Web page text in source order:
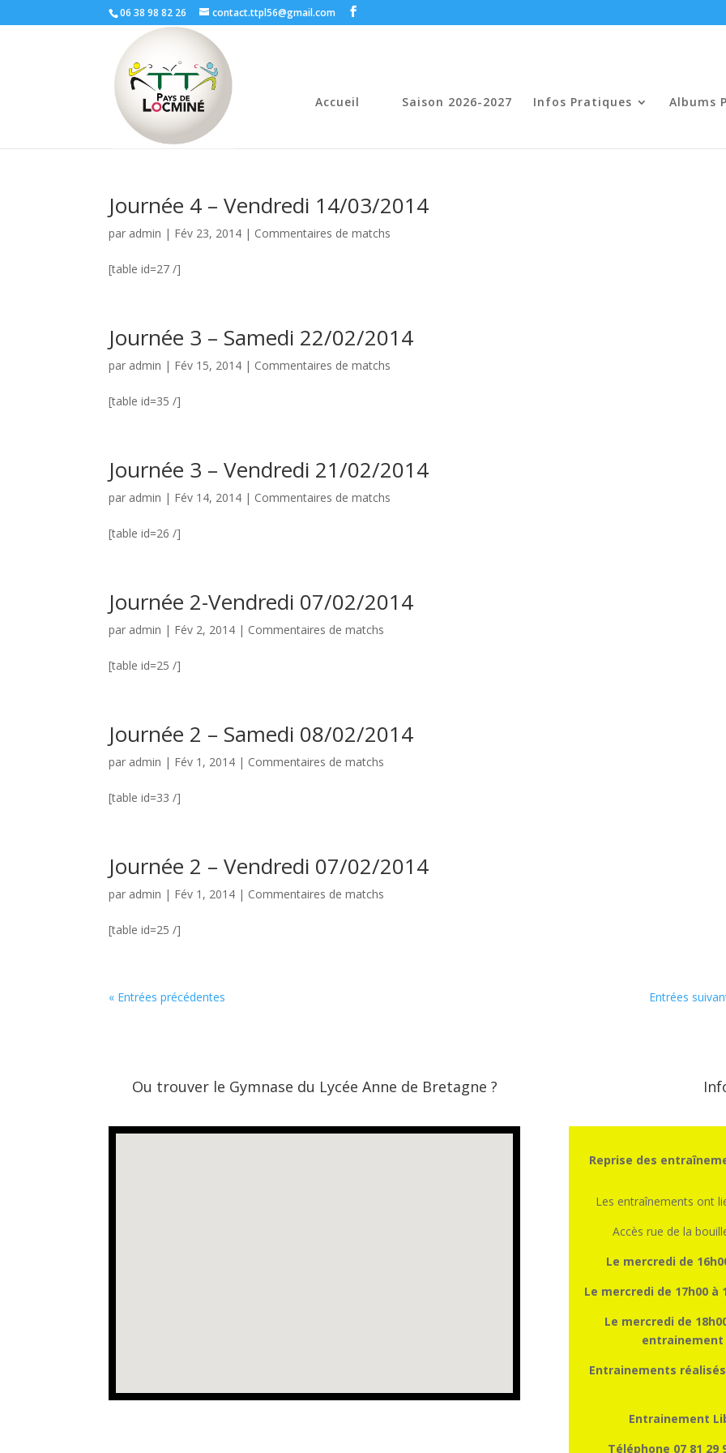
06 38 98 82 26 contact.ttpl56@gmail.com
Accueil Saison 2026-2027 Infos Pratiques Albums
Journée 4 – Vendredi 14/03/2014
par admin | Fév 23, 2014 | Commentaires de matchs
[table id=27 /]
Journée 3 – Samedi 22/02/2014
par admin | Fév 15, 2014 | Commentaires de matchs
[table id=35 /]
Journée 3 – Vendredi 21/02/2014
par admin | Fév 14, 2014 | Commentaires de matchs
[table id=26 /]
Journée 2-Vendredi 07/02/2014
par admin | Fév 2, 2014 | Commentaires de matchs
[table id=25 /]
Journée 2 – Samedi 08/02/2014
par admin | Fév 1, 2014 | Commentaires de matchs
[table id=33 /]
Journée 2 – Vendredi 07/02/2014
par admin | Fév 1, 2014 | Commentaires de matchs
[table id=25 /]
« Entrées précédentes Entrées
Ou trouver le Gymnase du Lycée Anne de Bretagne ?
Reprise des
Les entraînements ont
Accès rue de la
Le mercredi de
Le mercredi de 17h00 à
Le mercredi de
Entrainements réalisés
Entrainement
Téléphone 07 81